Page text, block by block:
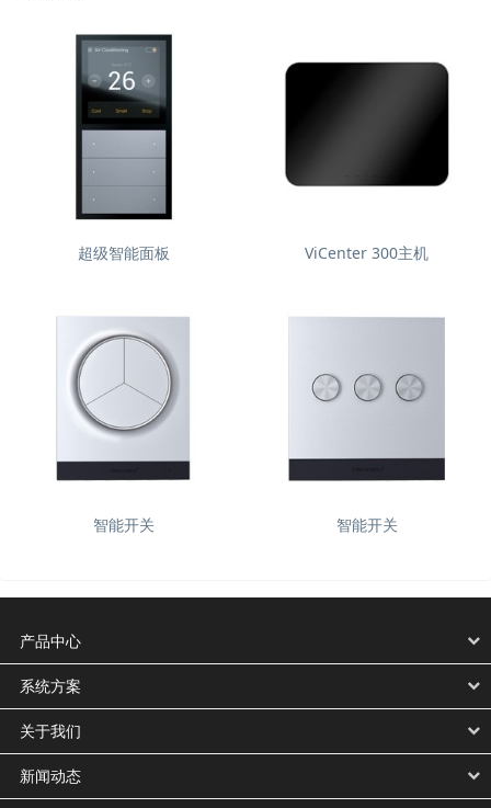
超级智能面板 ViCenter 300主机
智能开关
智能开关
产品中心
系统方案
关于我们
新闻动态